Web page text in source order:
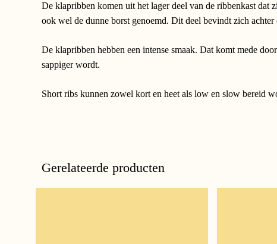
De klapribben komen uit het lager deel van de ribbenkast dat
ook wel de dunne borst genoemd. Dit deel bevindt zich achter
De klapribben hebben een intense smaak. Dat komt mede
sappiger wordt.
Short ribs kunnen zowel kort en heet als low en slow bereid
Gerelateerde producten